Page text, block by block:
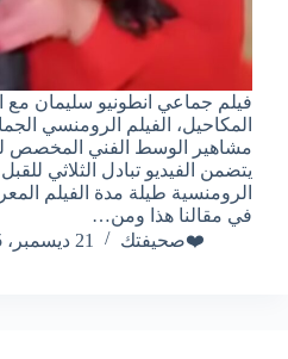
فيلم جماعي انطونيو سليمان مع
المكاحيل، الفيلم الرومنسي
مشاهير الوسط الفني المخصص
يتضمن الفيديو تبادل الثلاثي
الرومنسية طيلة مدة الفيلم
في مقالنا هذا ومن…
❤️صحيفتك
21 ديسمبر، 2025